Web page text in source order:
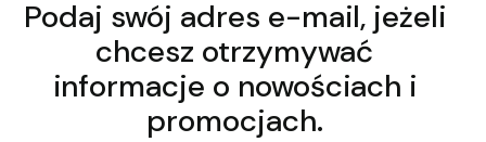
Podaj swój adres e-mail, jeżeli
chcesz otrzymywać
informacje o nowościach i
promocjach.